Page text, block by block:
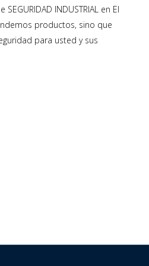
INDUSTRIAL en El
productos, sino que
para usted y sus